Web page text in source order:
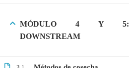
MÓDULO 4 Y 5:
DOWNSTREAM
CATEGORIAS
Bioinformática